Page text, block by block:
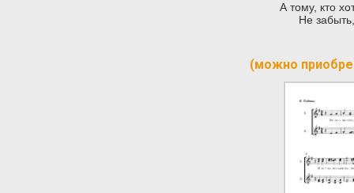
А тому, кто
Не
(можно